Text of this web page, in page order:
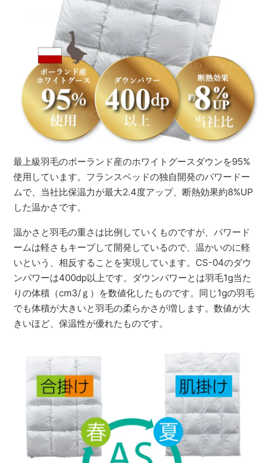
最上級羽毛のポーランド産のホワイトグースダウンを95%
使用しています。フランスベッドの独自開発のパワードー
ムで、当社比保温力が最大2.4度アップ、断熱効果約8%UP
した温かさです。
温かさと羽毛の重さは比例していくものですが、パワード
ームは軽さもキープして開発しているので、温かいのに軽
いという、相反することを実現しています。CS-04のダウ
ンパワーは400dp以上です。ダウンパワーとは羽毛1g当た
りの体積（cm3/ｇ）を数値化したものです。同じ1gの羽毛
でも体積が大きいと羽毛の柔らかさが増します。数値が大
きいほど、保温性が優れたものです。